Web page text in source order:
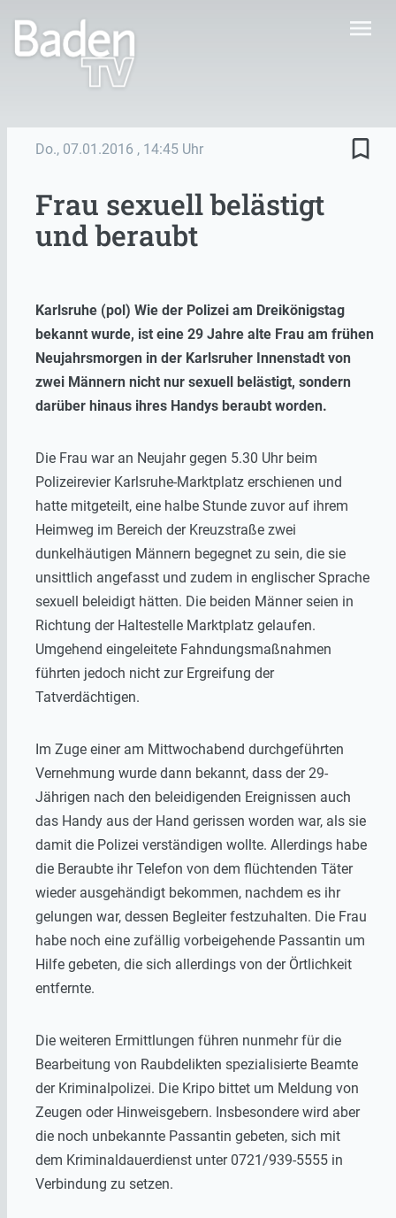
menu
Do., 07.01.2016 , 14:45 Uhr bookmark_border
Frau sexuell belästigt
und beraubt
Karlsruhe (pol) Wie der Polizei am Dreikönigstag
bekannt wurde, ist eine 29 Jahre alte Frau am frühen
Neujahrsmorgen in der Karlsruher Innenstadt von
zwei Männern nicht nur sexuell belästigt, sondern
darüber hinaus ihres Handys beraubt worden.
Die Frau war an Neujahr gegen 5.30 Uhr beim
Polizeirevier Karlsruhe-Marktplatz erschienen und
hatte mitgeteilt, eine halbe Stunde zuvor auf ihrem
Heimweg im Bereich der Kreuzstraße zwei
dunkelhäutigen Männern begegnet zu sein, die sie
unsittlich angefasst und zudem in englischer Sprache
sexuell beleidigt hätten. Die beiden Männer seien in
Richtung der Haltestelle Marktplatz gelaufen.
Umgehend eingeleitete Fahndungsmaßnahmen
führten jedoch nicht zur Ergreifung der
Tatverdächtigen.
Im Zuge einer am Mittwochabend durchgeführten
Vernehmung wurde dann bekannt, dass der 29-
Jährigen nach den beleidigenden Ereignissen auch
das Handy aus der Hand gerissen worden war, als sie
damit die Polizei verständigen wollte. Allerdings habe
die Beraubte ihr Telefon von dem flüchtenden Täter
wieder ausgehändigt bekommen, nachdem es ihr
gelungen war, dessen Begleiter festzuhalten. Die Frau
habe noch eine zufällig vorbeigehende Passantin um
Hilfe gebeten, die sich allerdings von der Örtlichkeit
entfernte.
Die weiteren Ermittlungen führen nunmehr für die
Bearbeitung von Raubdelikten spezialisierte Beamte
der Kriminalpolizei. Die Kripo bittet um Meldung von
Zeugen oder Hinweisgebern. Insbesondere wird aber
die noch unbekannte Passantin gebeten, sich mit
dem Kriminaldauerdienst unter 0721/939-5555 in
Verbindung zu setzen.